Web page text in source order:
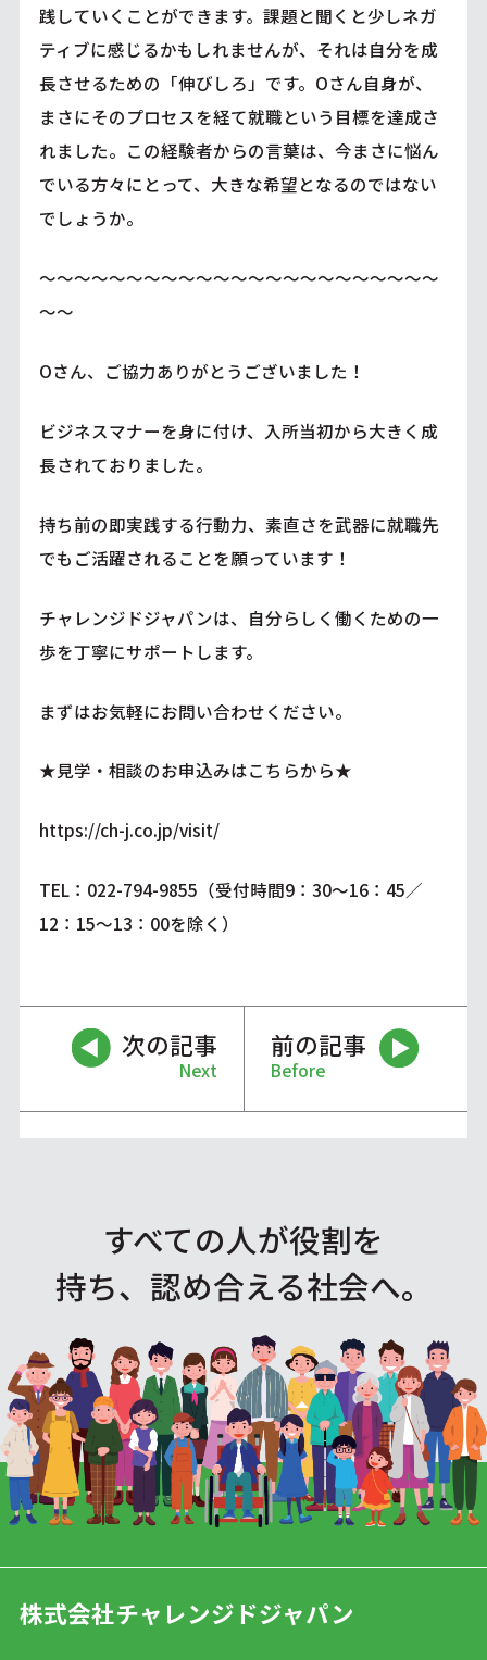
践していくことができます。課題と聞くと少しネガ
ティブに感じるかもしれませんが、それは自分を成
長させるための「伸びしろ」です。Oさん自身が、
まさにそのプロセスを経て就職という目標を達成さ
れました。この経験者からの言葉は、今まさに悩ん
でいる方々にとって、大きな希望となるのではない
でしょうか。
～～～～～～～～～～～～～～～～～～～～～～～
～～
Oさん、ご協力ありがとうございました！
ビジネスマナーを身に付け、入所当初から大きく成
長されておりました。
持ち前の即実践する行動力、素直さを武器に就職先
でもご活躍されることを願っています！
チャレンジドジャパンは、自分らしく働くための一
歩を丁寧にサポートします。
まずはお気軽にお問い合わせください。
★見学・相談のお申込みはこちらから★
https://ch-j.co.jp/visit/
TEL：022-794-9855（受付時間9：30～16：45／
12：15～13：00を除く）
次の記事
Next
前の記事
Before
すべての人が役割を
持ち、認め合える社会へ。
株式会社チャレンジドジャパン